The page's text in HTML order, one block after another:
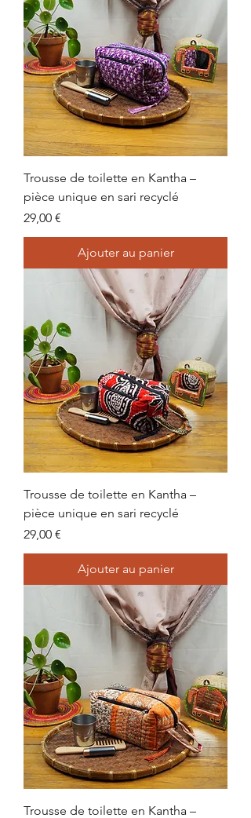
Trousse de toilette en Kantha –
pièce unique en sari recyclé
Prix
29,00 €
Ajouter au panier
Trousse de toilette en Kantha –
pièce unique en sari recyclé
Prix
29,00 €
Ajouter au panier
Trousse de toilette en Kantha –